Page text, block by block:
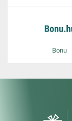
Bonu